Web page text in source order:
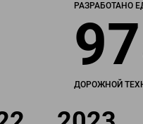
РАЗРАБОТАНО
ДОРОЖНОЙ